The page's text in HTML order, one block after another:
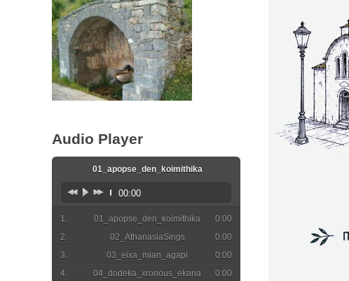
Audio Player
01_apopse_den_koimithika
00:00
01_apopse_den_koimithika
0:00
02_AthanasiaSings
0:00
03_eixa_mian_agapi
0:00
04_dodeka_xronous_ekana
0:00